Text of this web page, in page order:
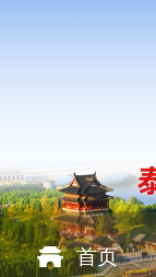
首页